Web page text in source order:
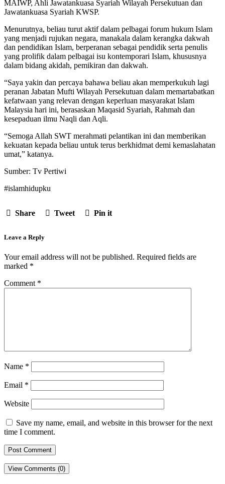
MAIWP, Ahli Jawatankuasa Syariah Wilayah Persekutuan dan
Jawatankuasa Syariah KWSP.
Menurutnya, beliau turut aktif dalam pelbagai forum hukum Islam
yang menjadi rujukan negara, manakala dalam kerangka dakwah
dan pendidikan Islam, berperanan sebagai pendidik serta penulis
yang prolifik dalam pelbagai isu kontemporari Islam, khususnya
dalam bidang akidah, pemikiran dan dakwah.
“Saya yakin dan percaya bahawa beliau akan memperkukuh lagi
peranan Jabatan Mufti Wilayah Persekutuan dalam memartabatkan
kefatwaan yang relevan dengan keperluan masyarakat Islam
Malaysia hari ini, berasaskan Maqasid Syariah, Rahmah dan
kesepaduan ilmu Naqli dan Aqli.
“Semoga Allah SWT merahmati pelantikan ini dan memberikan
kekuatan kepada beliau untuk terus berkhidmat demi kemaslahatan
umat,” katanya.
Sumber: Tv Pertiwi
#islamhidupku
Share Tweet Pin it
Leave a Reply
Your email address will not be published. Required fields are
marked *
Comment *
Name *
Email *
Website
Save my name, email, and website in this browser for the next
time I comment.
View Comments (0)